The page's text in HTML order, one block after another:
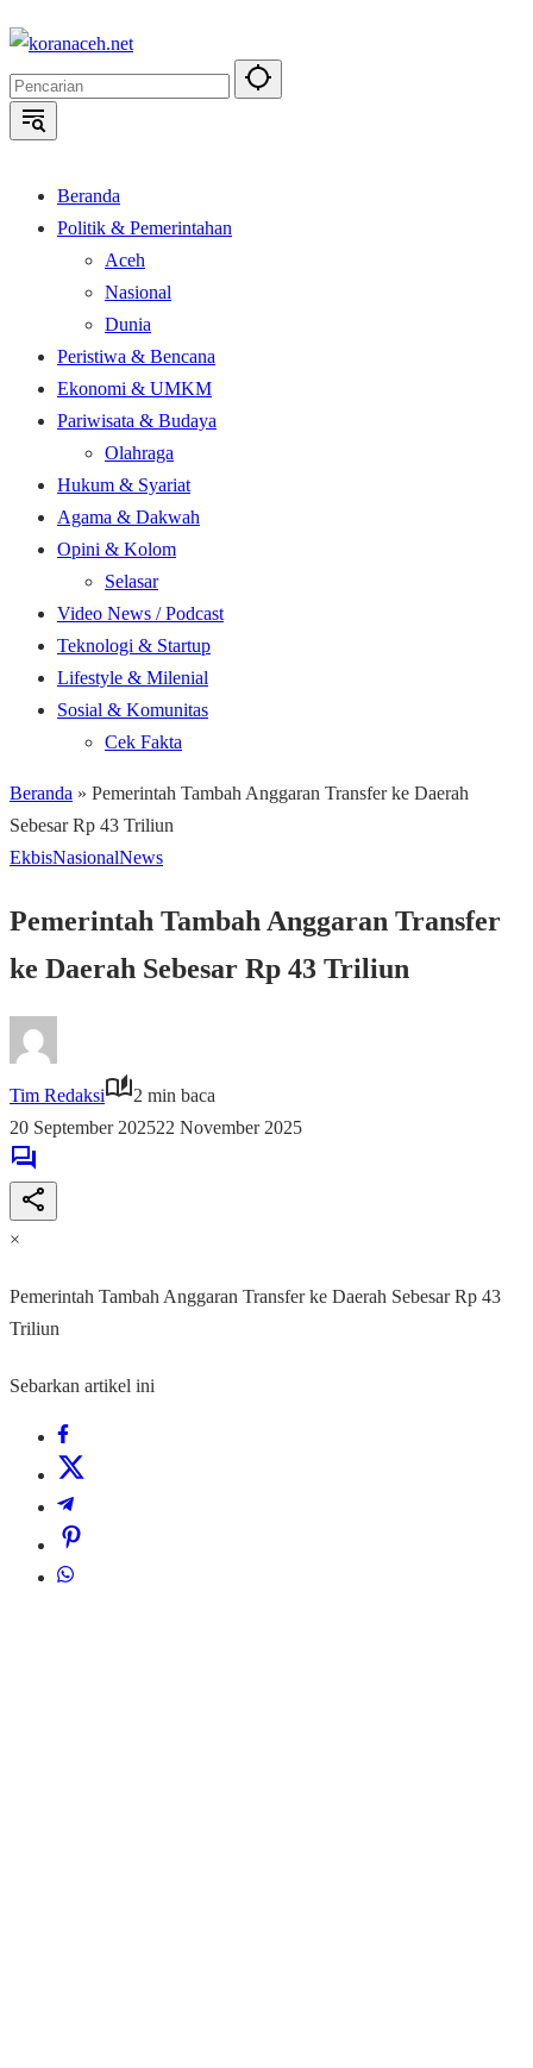
Langsung
konten
Beranda
Politik & Pemerintahan
Aceh
Nasional
Dunia
Peristiwa & Bencana
Ekonomi & UMKM
Pariwisata & Budaya
Olahraga
Hukum & Syariat
Agama & Dakwah
Opini & Kolom
Selasar
Video News / Podcast
Teknologi & Startup
Lifestyle & Milenial
Sosial & Komunitas
Cek Fakta
Beranda » Pemerintah Tambah Anggaran Transfer ke Daerah
Sebesar Rp 43 Triliun
EkbisNasionalNews
Pemerintah Tambah Anggaran Transfer
ke Daerah Sebesar Rp 43 Triliun
Tim Redaksi
2 min baca
20 September 202522 November 2025
×
Pemerintah Tambah Anggaran Transfer ke Daerah Sebesar Rp 43
Triliun
Sebarkan artikel ini